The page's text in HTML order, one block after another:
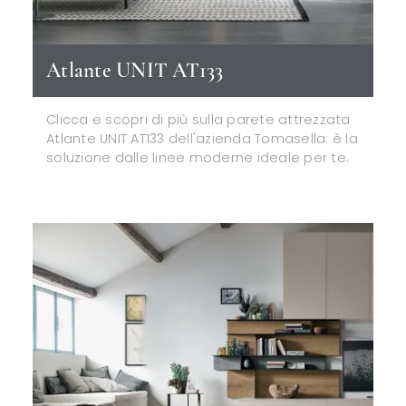
Atlante UNIT AT133
Clicca e scopri di più sulla parete attrezzata
Atlante UNIT AT133 dell'azienda Tomasella: è la
soluzione dalle linee moderne ideale per te.